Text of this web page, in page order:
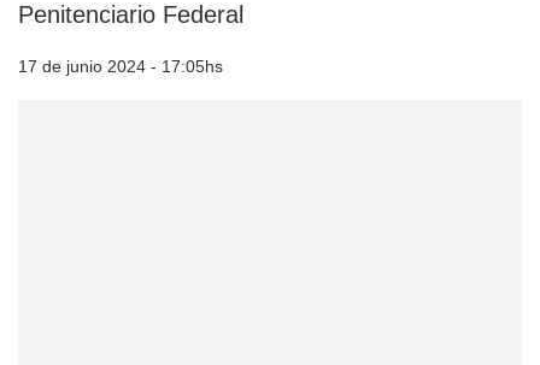
Penitenciario Federal
17 de junio 2024 - 17:05hs